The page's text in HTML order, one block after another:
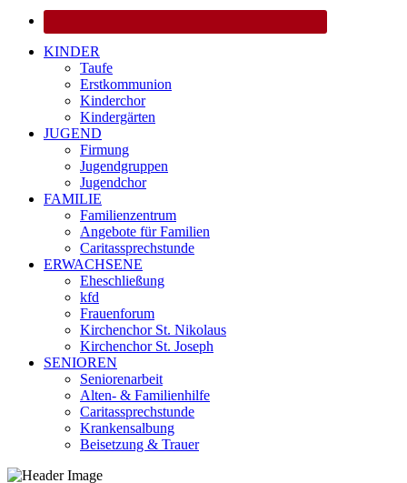
KINDER
Taufe
Erstkommunion
Kinderchor
Kindergärten
JUGEND
Firmung
Jugendgruppen
Jugendchor
FAMILIE
Familienzentrum
Angebote für Familien
Caritassprechstunde
ERWACHSENE
Eheschließung
kfd
Frauenforum
Kirchenchor St. Nikolaus
Kirchenchor St. Joseph
SENIOREN
Seniorenarbeit
Alten- & Familienhilfe
Caritassprechstunde
Krankensalbung
Beisetzung & Trauer